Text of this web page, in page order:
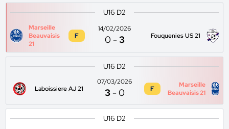
U16 D2
Marseille
Beauvaisis
21
F
14/02/2026
0 -3 Fouquenies US 21
U16 D2
Laboissiere AJ 21
07/03/2026
3 -0 F
Marseille
Beauvaisis 21
U16 D2